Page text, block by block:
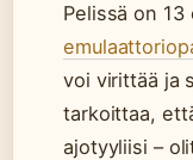
Pelissä on 13
voi virittää ja
tarkoittaa,
ajotyyliisi –